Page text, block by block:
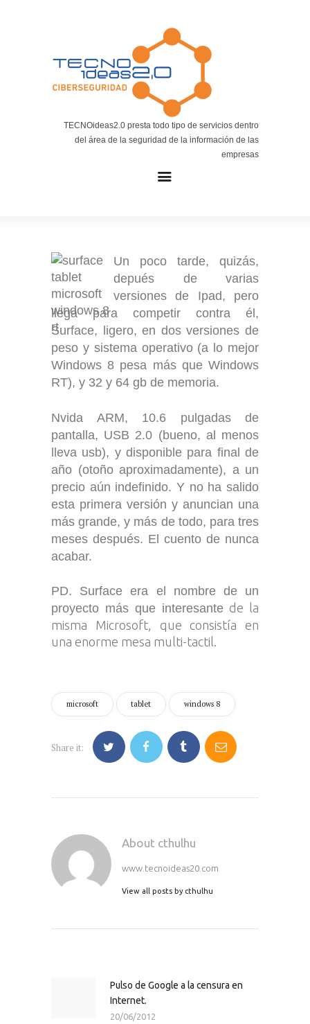
TECNOideas2.0 presta todo tipo de servicios dentro
del área de la seguridad de la información de las
empresas
BLOG TECNOIDEAS
Noticias tecnológicas.
Un poco tarde, quizás,
depués de varias
versiones de Ipad, pero
llega para competir contra él,
Surface, ligero, en dos versiones de
peso y sistema operativo (a lo mejor
Windows 8 pesa más que Windows
RT), y 32 y 64 gb de memoria.
Nvida ARM, 10.6 pulgadas de
pantalla, USB 2.0 (bueno, al menos
lleva usb), y disponible para final de
año (otoño aproximadamente), a un
precio aún indefinido. Y no ha salido
esta primera versión y anuncian una
más grande, y más de todo, para tres
meses después. El cuento de nunca
acabar.
PD. Surface era el nombre de un
proyecto más que interesante de la
misma Microsoft, que consistía en
una enorme mesa multi-tactil.
microsoft tablet windows 8
Share it:
About cthulhu
www.tecnoideas20.com
View all posts by cthulhu
entradasPrevious
post:
Pulso de Google a la censura en
Internet.
20/06/2012